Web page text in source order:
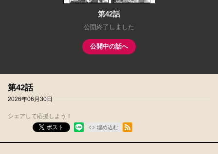
第42話
公開終了しました
公開中の話へ
第42話
2026年06月30日
シェアして応援しよう！
ポスト
埋め込む
RSSフィード